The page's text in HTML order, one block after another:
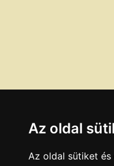
Az oldal
Az oldal sütiket